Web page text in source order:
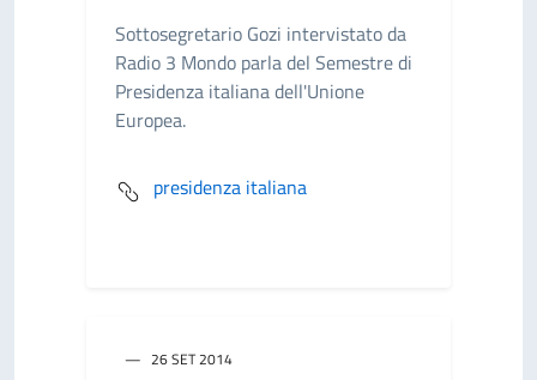
Sottosegretario Gozi intervistato da
Radio 3 Mondo parla del Semestre di
Presidenza italiana dell'Unione
Europea.
presidenza italiana
26 SET 2014